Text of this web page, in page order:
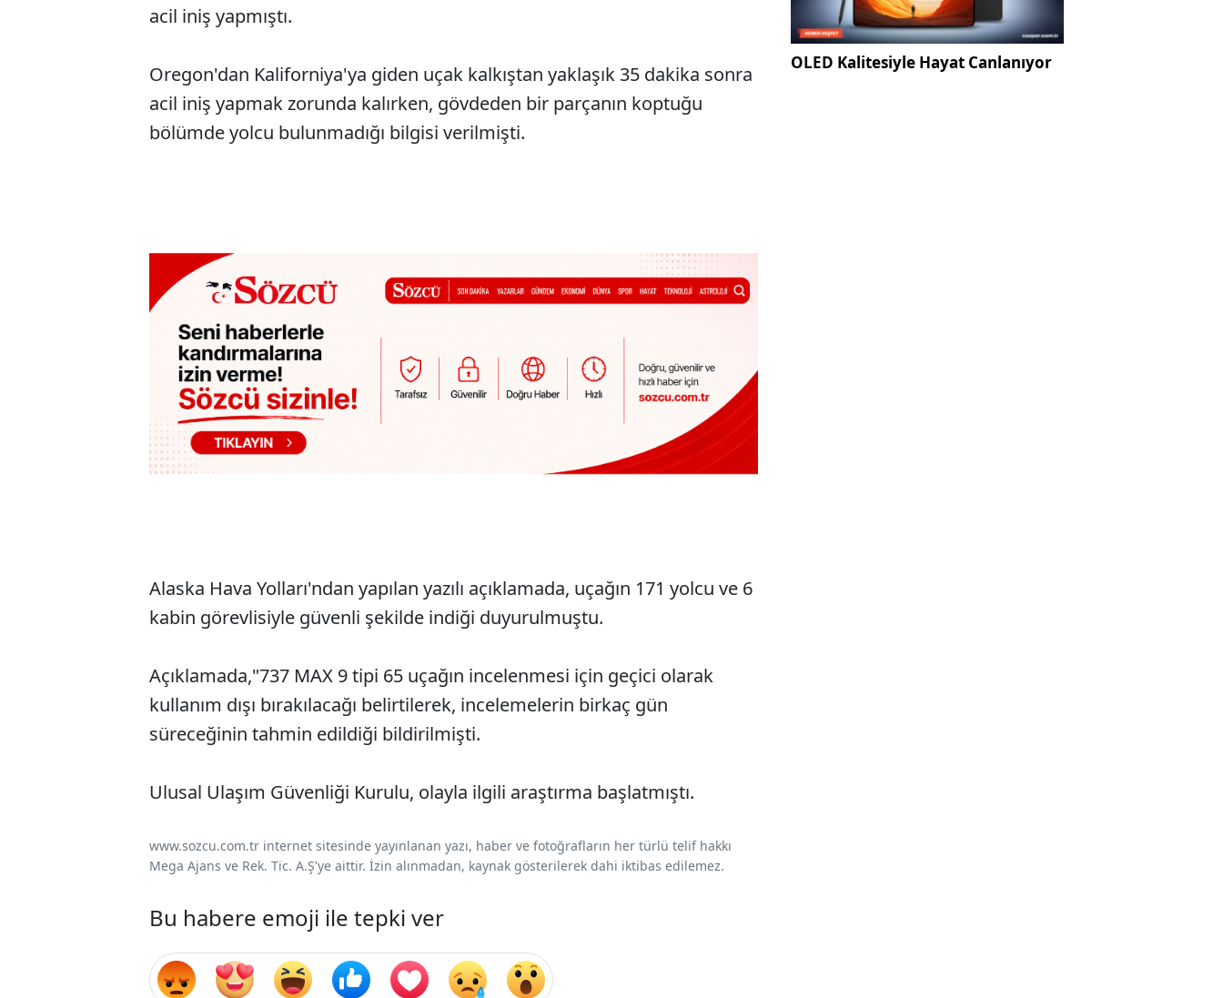
acil iniş yapmıştı.
Oregon'dan Kaliforniya'ya giden uçak kalkıştan yaklaşık 35 dakika sonra
acil iniş yapmak zorunda kalırken, gövdeden bir parçanın koptuğu
bölümde yolcu bulunmadığı bilgisi verilmişti.
Alaska Hava Yolları'ndan yapılan yazılı açıklamada, uçağın 171 yolcu ve 6
kabin görevlisiyle güvenli şekilde indiği duyurulmuştu.
Açıklamada,"737 MAX 9 tipi 65 uçağın incelenmesi için geçici olarak
kullanım dışı bırakılacağı belirtilerek, incelemelerin birkaç gün
süreceğinin tahmin edildiği bildirilmişti.
Ulusal Ulaşım Güvenliği Kurulu, olayla ilgili araştırma başlatmıştı.
www.sozcu.com.tr internet sitesinde yayınlanan yazı, haber ve fotoğrafların her türlü telif hakkı
Mega Ajans ve Rek. Tic. A.Ş'ye aittir. İzin alınmadan, kaynak gösterilerek dahi iktibas edilemez.
Bu habere emoji ile tepki ver
OLED Kalitesiyle Hayat Canlanıyor